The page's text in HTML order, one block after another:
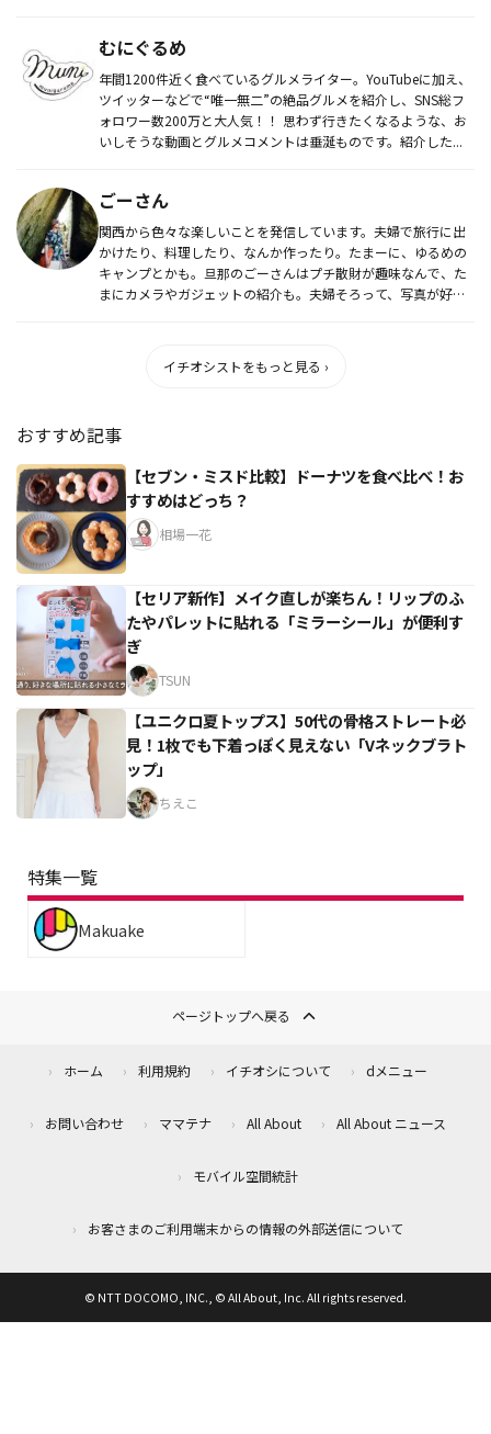
むにぐるめ
年間1200件近く食べているグルメライター。YouTubeに加え、
ツイッターなどで“唯一無二”の絶品グルメを紹介し、SNS総フ
ォロワー数200万と大人気！！ 思わず行きたくなるような、お
いしそうな動画とグルメコメントは垂涎ものです。紹介した...
ごーさん
関西から色々な楽しいことを発信しています。夫婦で旅行に出
かけたり、料理したり、なんか作ったり。たまーに、ゆるめの
キャンプとかも。旦那のごーさんはプチ散財が趣味なんで、た
まにカメラやガジェットの紹介も。夫婦そろって、写真が好き
イチオシストをもっと見る ›
おすすめ記事
【セブン・ミスド比較】ドーナツを食べ比べ！お
すすめはどっち？
相場一花
【セリア新作】メイク直しが楽ちん！リップのふ
たやパレットに貼れる「ミラーシール」が便利す
ぎ
TSUN
【ユニクロ夏トップス】50代の骨格ストレート必
見！1枚でも下着っぽく見えない「Vネックブラト
ップ」
ちえこ
特集一覧
Makuake
ページトップへ戻る
ホーム 利用規約 イチオシについて dメニュー
お問い合わせ ママテナ All About All About ニュース
モバイル空間統計
お客さまのご利用端末からの情報の外部送信について
© NTT DOCOMO, INC., © All About, Inc. All rights reserved.